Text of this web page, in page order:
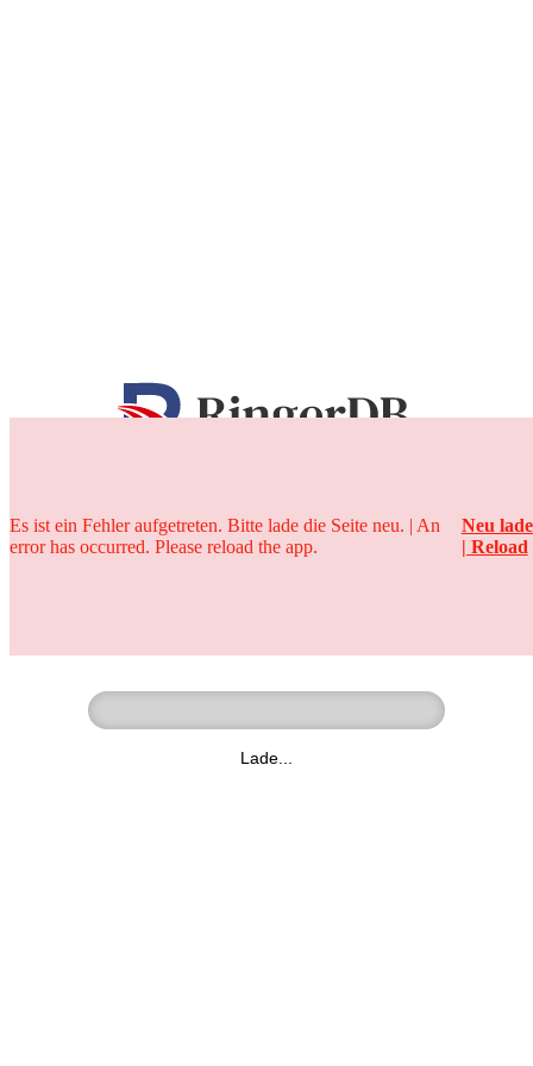
25 Jahre
Lade...
Es ist ein Fehler aufgetreten. Bitte lade die Seite neu. | An
error has occurred. Please reload the app.
Neu
| Reload